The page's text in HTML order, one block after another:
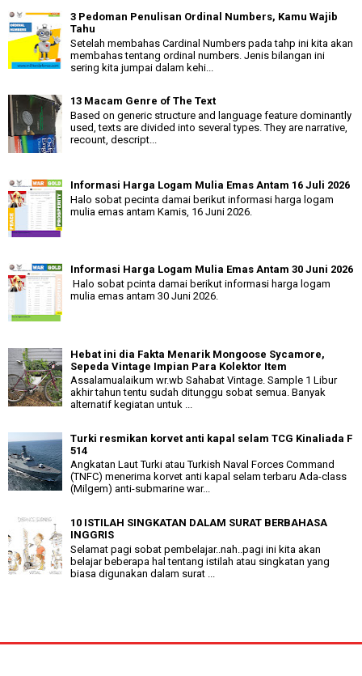
3 Pedoman Penulisan Ordinal Numbers, Kamu Wajib
Tahu
Setelah membahas Cardinal Numbers pada tahp ini kita akan
membahas tentang ordinal numbers. Jenis bilangan ini
sering kita jumpai dalam kehi...
13 Macam Genre of The Text
Based on generic structure and language feature dominantly
used, texts are divided into several types. They are narrative,
recount, descript...
Informasi Harga Logam Mulia Emas Antam 16 Juli 2026
Halo sobat pecinta damai berikut informasi harga logam
mulia emas antam Kamis, 16 Juni 2026.
Informasi Harga Logam Mulia Emas Antam 30 Juni 2026
Halo sobat pcinta damai berikut informasi harga logam
mulia emas antam 30 Juni 2026.
Hebat ini dia Fakta Menarik Mongoose Sycamore,
Sepeda Vintage Impian Para Kolektor Item
Assalamualaikum wr.wb Sahabat Vintage. Sample 1 Libur
akhir tahun tentu sudah ditunggu sobat semua. Banyak
alternatif kegiatan untuk ...
Turki resmikan korvet anti kapal selam TCG Kinaliada F
514
Angkatan Laut Turki atau Turkish Naval Forces Command
(TNFC) menerima korvet anti kapal selam terbaru Ada-class
(Milgem) anti-submarine war...
10 ISTILAH SINGKATAN DALAM SURAT BERBAHASA
INGGRIS
Selamat pagi sobat pembelajar..nah..pagi ini kita akan
belajar beberapa hal tentang istilah atau singkatan yang
biasa digunakan dalam surat ...